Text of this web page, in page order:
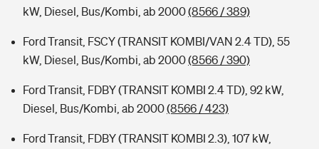
kW, Diesel, Bus/Kombi, ab 2000(8566 / 389)
Ford Transit, FSCY (TRANSIT KOMBI/VAN 2.4 TD), 55
kW, Diesel, Bus/Kombi, ab 2000(8566 / 390)
Ford Transit, FDBY (TRANSIT KOMBI 2.4 TD), 92 kW,
Diesel, Bus/Kombi, ab 2000(8566 / 423)
Ford Transit, FDBY (TRANSIT KOMBI 2.3), 107 kW,